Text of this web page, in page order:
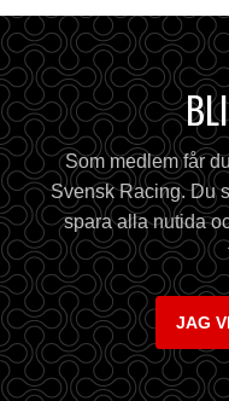
Som medlem får
Svensk Racing. Du
spara alla nutida
JAG